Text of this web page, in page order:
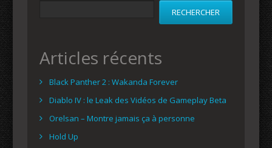
RECHERCHER
Articles récents
Black Panther 2 : Wakanda Forever
Diablo IV : le Leak des Vidéos de Gameplay Beta
Orelsan – Montre jamais ça à personne
Hold Up